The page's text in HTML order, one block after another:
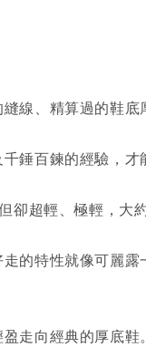
線、精算過的鞋
錘百鍊的經驗，
卻超輕、極輕，大
的特性就像可麗
走向經典的厚底鞋。